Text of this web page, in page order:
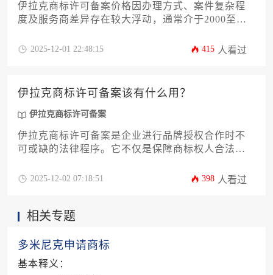
伊拉克商标许可备案价格因办理方式、案件复杂程
度及服务商差异存在较大浮动，通常介于2000至
理流程、风险管控等维度，为企业主提供全链路决
2025-12-01 22:48:15 415 人看过
伊拉克商标许可备案该有什么用？
伊拉克商标许可备案
伊拉克商标许可备案是企业进行品牌授权合作时不
可或缺的法律程序。它不仅是保障商标权人合法权
市场风险的关键屏障。本文将深入剖析伊拉克商标
拉克市场环境中稳健拓展业务，最大化品牌商业价
2025-12-02 07:18:51 398 人看过
相关专题
多米尼克申请商标
基本释义：